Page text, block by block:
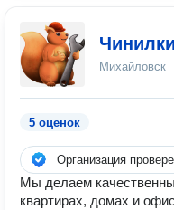
Михайловск
5 оценок
Организация
Мы делаем
квартирах, домах и